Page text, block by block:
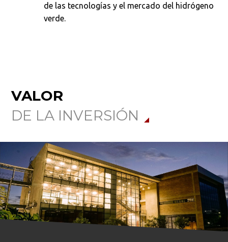
de las tecnologías y el mercado del hidrógeno
verde.
VALOR
DE LA INVERSIÓN